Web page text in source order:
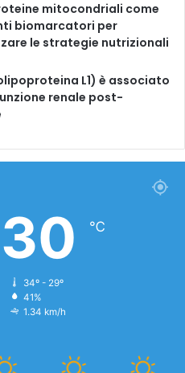
​​mitocondriali come
biomarcatori per
le strategie nutrizionali
L1) è associato
renale post-
30 ℃
34º - 29º
41%
1.34 km/h